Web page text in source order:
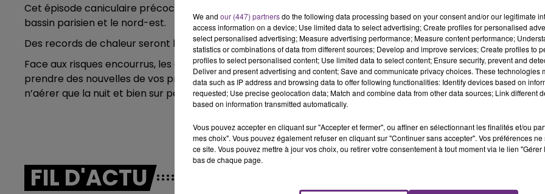
7h00 - 11h00
BEST OF
11h00 - 16h00
LE WEEK-END CHAMPAGNE FM
Cet épisode caniculaire précoce et intense concerne les régions, venu du Sud-Ouest, va s'étendre vers le
bassin parisien et le nord-est.
Des records de chaleur seront battus.
Face aux risques encourrus, les autorités rappellent les précautions d'usage à prendre, limiter les efforts,
prendre des nouvelles de vos proches isolés ou vulnérables, fermer volets, rideaux et fenêtres la journée
n’aérer que la nuit et bien sur penser à s’hydrater régulièrement.
FIL D'ACTU
We and our (447) partnersdo the following data processing based on your consent and/or our legitimate
access information on a device; Use limited data to select advertising; Create profiles for personalised
select personalised advertising; Measure advertising performance; Measure content performance;
statistics or combinations of data from different sources; Develop and improve services; Create profiles to
profiles to select personalised content; Use limited data to select content; Ensure security, prevent and
Deliver and present advertising and content; Save and communicate privacy choices. These technologies
data such as IP address and browsing data to offer following functionalities: Identify devices based on
requested; Use precise geolocation data; Match and combine data from other data sources; Link different
based on information transmitted automatically.
Vous pouvez accepter en cliquant sur "Accepter et fermer", ou affiner en sélectionnant les finalités et/ou
mes choix". Vous pouvez également refuser en cliquant sur "Continuer sans accepter". Vos préférences
ce site. Vous pouvez mettre à jour vos choix, ou retirer votre consentement à tout moment via le lien
bas de chaque page.